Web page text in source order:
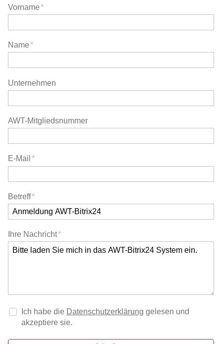
Vorname*
Name*
Unternehmen
AWT-Mitgliedsnummer
E-Mail *
Betreff*
Ihre Nachricht*
Ich habe die Datenschutzerklärung gelesen und
akzeptiere sie.